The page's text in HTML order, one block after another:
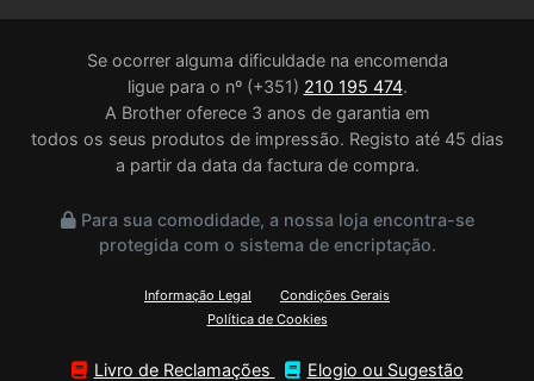
Se ocorrer alguma dificuldade na encomenda
ligue para o nº (+351) 210 195 474.
A Brother oferece 3 anos de garantia em
todos os seus produtos de impressão. Registo até 45 dias
a partir da data da factura de compra.
Para sua comodidade, a nossa loja encontra-se
protegida com o sistema de encriptação.
Informação Legal
Condições Gerais
Política de Cookies
Livro de Reclamações
Elogio ou Sugestão